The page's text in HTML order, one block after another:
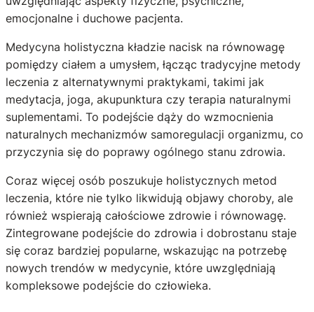
emocjonalne i duchowe pacjenta.
Medycyna holistyczna kładzie nacisk na równowagę
pomiędzy ciałem a umysłem, łącząc tradycyjne metody
leczenia z alternatywnymi praktykami, takimi jak
medytacja, joga, akupunktura czy terapia naturalnymi
suplementami. To podejście dąży do wzmocnienia
naturalnych mechanizmów samoregulacji organizmu, co
przyczynia się do poprawy ogólnego stanu zdrowia.
Coraz więcej osób poszukuje holistycznych metod
leczenia, które nie tylko likwidują objawy choroby, ale
również wspierają całościowe zdrowie i równowagę.
Zintegrowane podejście do zdrowia i dobrostanu staje
się coraz bardziej popularne, wskazując na potrzebę
nowych trendów w medycynie, które uwzględniają
kompleksowe podejście do człowieka.